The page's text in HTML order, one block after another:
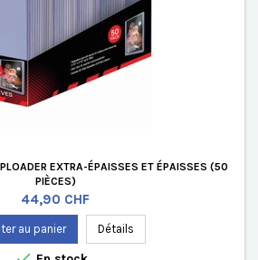
EXTRA-ÉPAISSES ET ÉPAISSES (50
PIÈCES)
Prix
44,90 CHF
au panier Détails